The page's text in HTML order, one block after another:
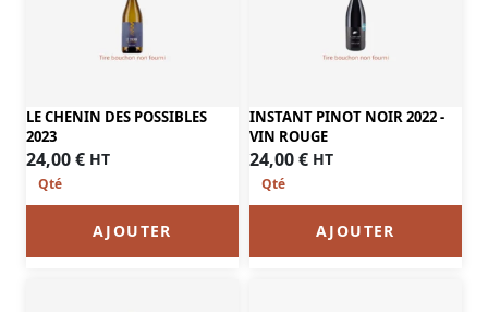
LE CHENIN DES POSSIBLES
2023
24,00€ HT
AJOUTER
INSTANT PINOT NOIR 2022 -
VIN ROUGE
24,00€ HT
AJOUTER